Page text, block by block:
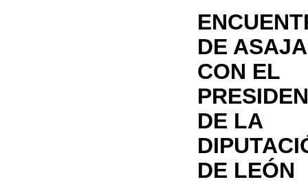
DE ASAJA
CON EL
DE LA
DE LEÓN